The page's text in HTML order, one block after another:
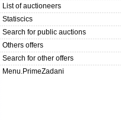
List of auctioneers
Statiscics
Search for public auctions
Others offers
Search for other offers
Menu.PrimeZadani